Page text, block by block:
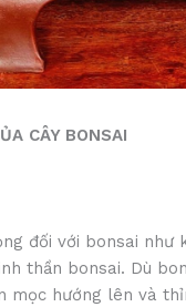
CÂY BONSAI
đối với bonsai như
thần bonsai. Dù
mọc hướng lên và